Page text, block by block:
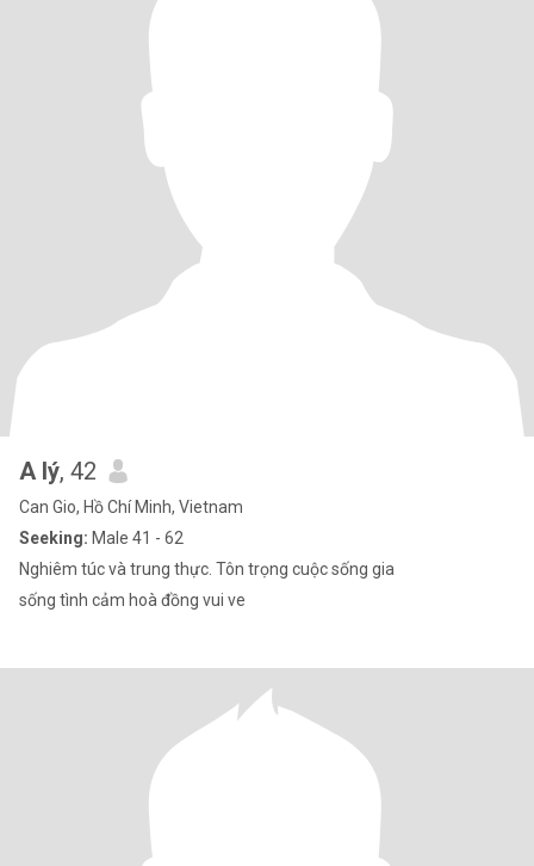
A lý, 42
Can Gio, Hồ Chí Minh, Vietnam
Seeking: Male 41 - 62
Nghiêm túc và trung thực. Tôn trọng cuộc sống gia
sống tình cảm hoà đồng vui ve